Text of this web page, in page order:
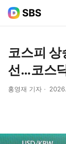
SBS
코스피
선…코스
홍영재 기자